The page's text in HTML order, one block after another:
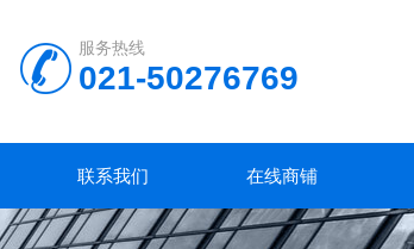
服务热线
021-50276769
联系我们 在线商铺